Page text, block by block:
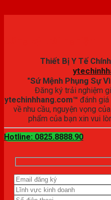
Thiết Bị Y Tế
"Sứ Mệnh Phụng Sự
Đăng ký trải nghiệm
ytechinhhang.com™ đánh
về nhu cầu, nguyện vọng
phẩm của bạn xin vui
Hotline: 0825.8888.90